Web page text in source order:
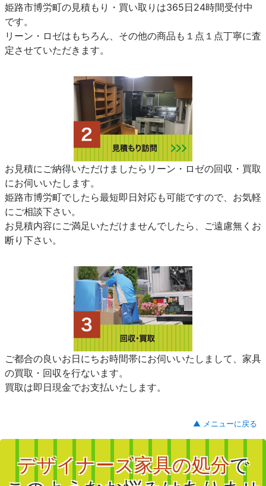
姫路市博労町の見積もり・買い取りは365日24時間受付中
です。
リーン・ロゼはもちろん、その他の商品も１点１点丁寧に査
定させていただきます。
お見積にご納得いただけましたらリーン・ロゼの回収・買取
にお伺いいたします。
姫路市博労町でしたら最短即日対応も可能ですので、お気軽
にご相談下さい。
お見積内容にご満足いただけませんでしたら、ご遠慮無くお
断り下さい。
ご都合の良いお日にちお時間帯にお伺いいたしまして、家具
の買取・回収を行ないます。
買取は即日現金でお支払いたします。
▲ メニューに戻る
デザイナーズ家具の処分で